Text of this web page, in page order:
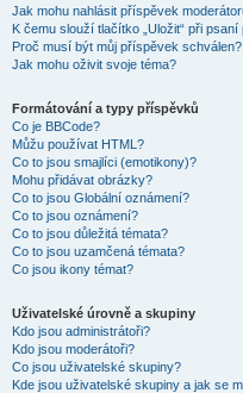
Jak mohu nahlásit příspěvek
K čemu slouží tlačítko „Uložit“ při
Proč musí být můj příspěvek schválen?
Jak mohu oživit svoje téma?
Formátování a typy příspěvků
Co je BBCode?
Můžu používat HTML?
Co to jsou smajlíci (emotikony)?
Mohu přidávat obrázky?
Co to jsou Globální oznámení?
Co to jsou oznámení?
Co to jsou důležitá témata?
Co to jsou uzamčená témata?
Co jsou ikony témat?
Uživatelské úrovně a skupiny
Kdo jsou administrátoři?
Kdo jsou moderátoři?
Co jsou uživatelské skupiny?
Kde jsou uživatelské skupiny a jak se